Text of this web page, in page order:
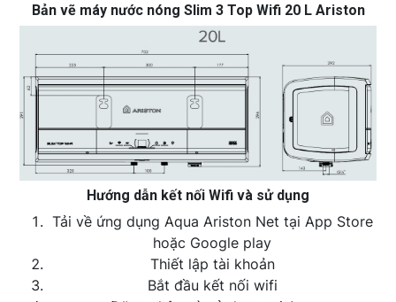
Bản vẽ máy nước nóng Slim 3 Top Wifi 20 L Ariston
Hướng dẫn kết nối Wifi và sử dụng
Tải về ứng dụng Aqua Ariston Net tại App Store
hoặc Google play
Thiết lập tài khoản
Bắt đầu kết nối wifi